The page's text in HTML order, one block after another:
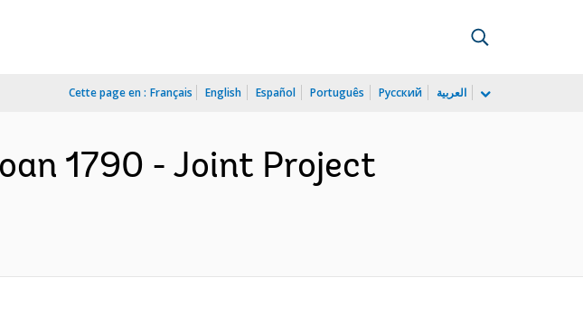
Cette page en : Français English Español Português Русский العربية
1790 - Joint Project